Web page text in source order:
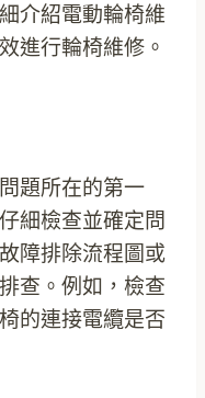
介紹電動輪椅維
進行輪椅維修。
題所在的第一
細檢查並確定問
障排除流程圖或
查。例如，檢查
的連接電纜是否